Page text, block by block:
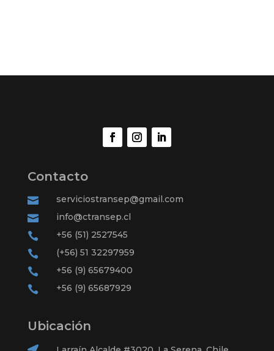
Contacto

serviciostransep@gmail.com

info@ctransep.cl

+56 (51) 2527545

(+56) 51 32297959

+56 (9) 65679400

+56 (9) 65687929
Ubicación